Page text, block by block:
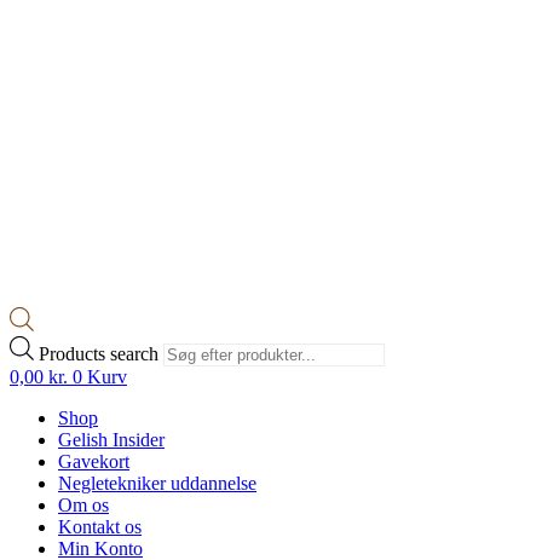
Products search
0,00 kr. 0 Kurv
Shop
Gelish Insider
Gavekort
Negletekniker uddannelse
Om os
Kontakt os
Min Konto